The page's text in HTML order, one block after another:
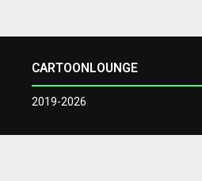
CARTOONLOUNGE
2019-2026